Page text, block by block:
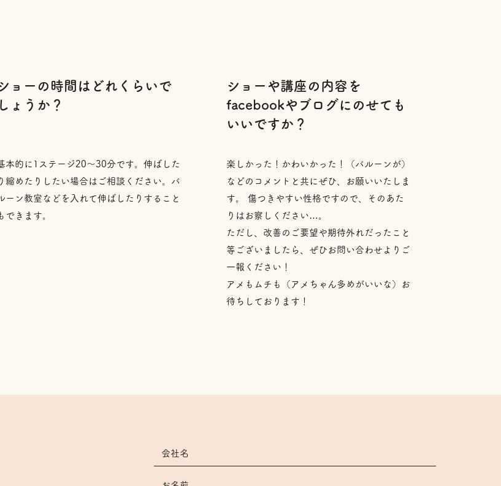
ョーの時間はどれくらいで
しょうか？
本的に1ステージ20～30分です。伸ばした
縮めたりしたい場合はご相談ください。バ
ーン教室などを入れて伸ばしたりすること
できます。
ショーや講座の内容を
facebookやブログにのせても
いいですか？
楽しかった！かわいかった！（バルーンが）
などのコメントと共にぜひ、お願いいたしま
す。 傷つきやすい性格ですので、そのあた
りはお察しください…。
ただし、改善のご要望や期待外れだったこと
等ございましたら、ぜひお問い合わせよりご
一報ください！
アメもムチも（アメちゃん多めがいいな）お
待ちしております！